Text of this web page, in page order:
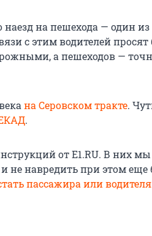
на пешехода — один
с этим водителей просят
а пешеходов —
на Серовском тракте.
.
от E1.RU. В них
и не навредить при этом еще
пассажира или